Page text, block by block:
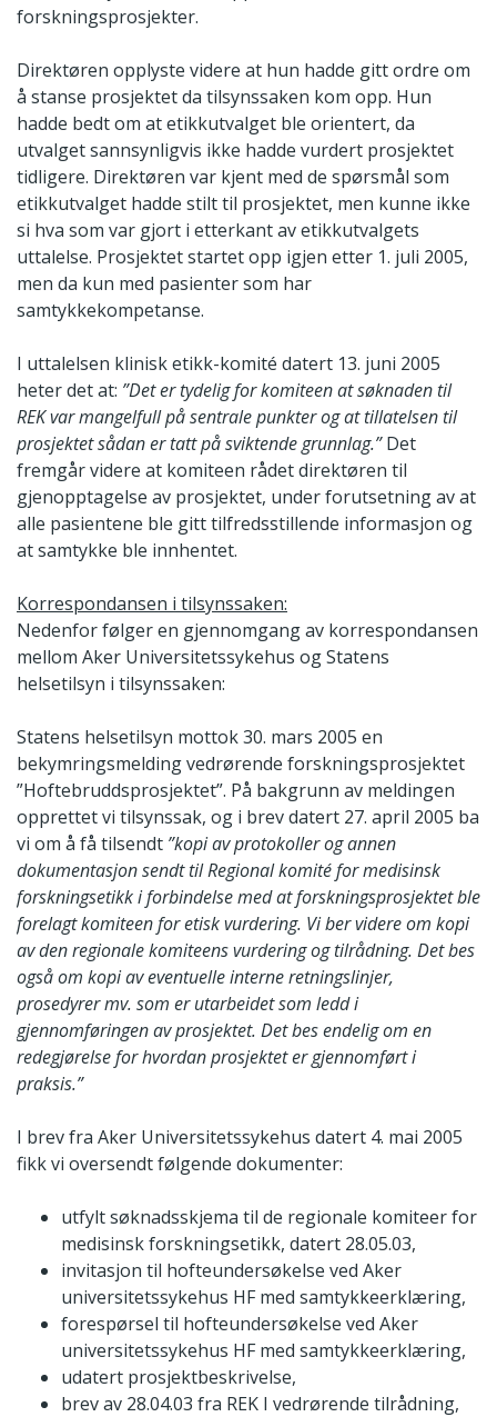
forskningsprosjekter.
Direktøren opplyste videre at hun hadde gitt ordre om
å stanse prosjektet da tilsynssaken kom opp. Hun
hadde bedt om at etikkutvalget ble orientert, da
utvalget sannsynligvis ikke hadde vurdert prosjektet
tidligere. Direktøren var kjent med de spørsmål som
etikkutvalget hadde stilt til prosjektet, men kunne ikke
si hva som var gjort i etterkant av etikkutvalgets
uttalelse. Prosjektet startet opp igjen etter 1. juli 2005,
men da kun med pasienter som har
samtykkekompetanse.
I uttalelsen klinisk etikk-komité datert 13. juni 2005
heter det at: ”Det er tydelig for komiteen at søknaden til
REK var mangelfull på sentrale punkter og at tillatelsen til
prosjektet sådan er tatt på sviktende grunnlag.”Det
fremgår videre at komiteen rådet direktøren til
gjenopptagelse av prosjektet, under forutsetning av at
alle pasientene ble gitt tilfredsstillende informasjon og
at samtykke ble innhentet.
Korrespondansen i tilsynssaken:
Nedenfor følger en gjennomgang av korrespondansen
mellom Aker Universitetssykehus og Statens
helsetilsyn i tilsynssaken:
Statens helsetilsyn mottok 30. mars 2005 en
bekymringsmelding vedrørende forskningsprosjektet
”Hoftebruddsprosjektet”. På bakgrunn av meldingen
opprettet vi tilsynssak, og i brev datert 27. april 2005 ba
vi om å få tilsendt ”kopi av protokoller og annen
dokumentasjon sendt til Regional komité for medisinsk
forskningsetikk i forbindelse med at forskningsprosjektet ble
forelagt komiteen for etisk vurdering. Vi ber videre om kopi
av den regionale komiteens vurdering og tilrådning. Det bes
også om kopi av eventuelle interne retningslinjer,
prosedyrer mv. som er utarbeidet som ledd i
gjennomføringen av prosjektet. Det bes endelig om en
redegjørelse for hvordan prosjektet er gjennomført i
praksis.”
I brev fra Aker Universitetssykehus datert 4. mai 2005
fikk vi oversendt følgende dokumenter:
utfylt søknadsskjema til de regionale komiteer for
medisinsk forskningsetikk, datert 28.05.03,
invitasjon til hofteundersøkelse ved Aker
universitetssykehus HF med samtykkeerklæring,
forespørsel til hofteundersøkelse ved Aker
universitetssykehus HF med samtykkeerklæring,
udatert prosjektbeskrivelse,
brev av 28.04.03 fra REK I vedrørende tilrådning,